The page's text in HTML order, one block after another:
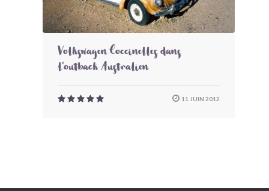
Volkswagen Coccinelles dans
l'outback Australien
11 JUIN 2012